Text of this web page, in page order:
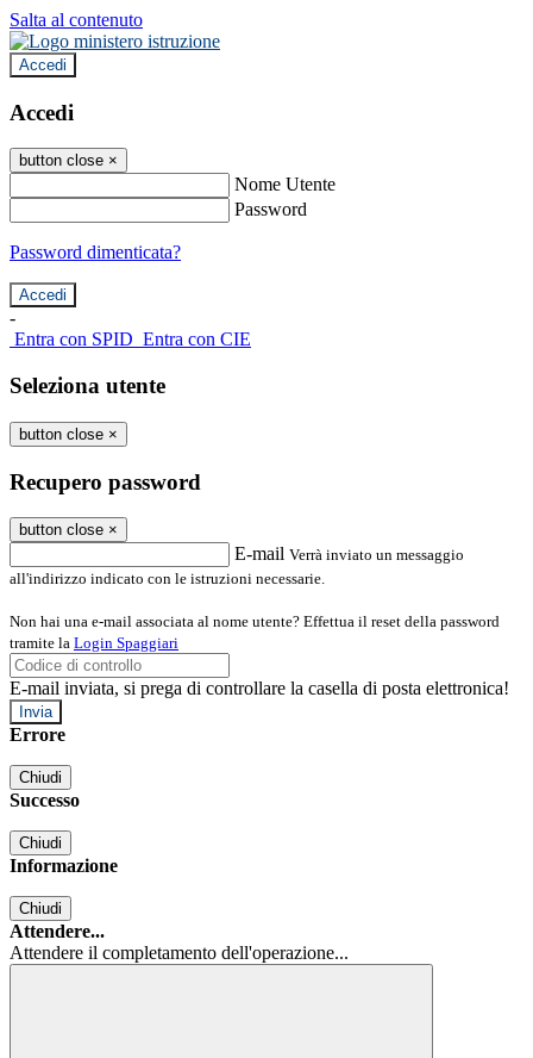
Salta al contenuto
Accedi
Accedi
button close ×
Nome Utente
Password
Password dimenticata?
-
Entra con SPID Entra con CIE
Seleziona utente
button close ×
Recupero password
button close ×
E-mail Verrà inviato un messaggio
all'indirizzo indicato con le istruzioni necessarie.
Non hai una e-mail associata al nome utente? Effettua il reset della password
tramite la Login Spaggiari
E-mail inviata, si prega di controllare la casella di posta elettronica!
Errore
Chiudi
Successo
Chiudi
Informazione
Chiudi
Attendere...
Attendere il completamento dell'operazione...